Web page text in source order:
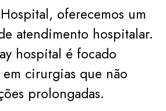
oferecemos um
atendimento hospitalar.
hospital é focado
cirurgias que não
prolongadas.